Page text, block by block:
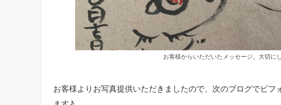
お客様からいただいたメッセージ。大切に
お客様よりお写真提供いただきましたので、次のブログでビフ